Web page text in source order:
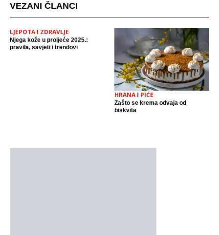
VEZANI ČLANCI
LJEPOTA I ZDRAVLJE
Njega kože u proljeće 2025.:
pravila, savjeti i trendovi
HRANA I PIĆE
Zašto se krema odvaja od
biskvita